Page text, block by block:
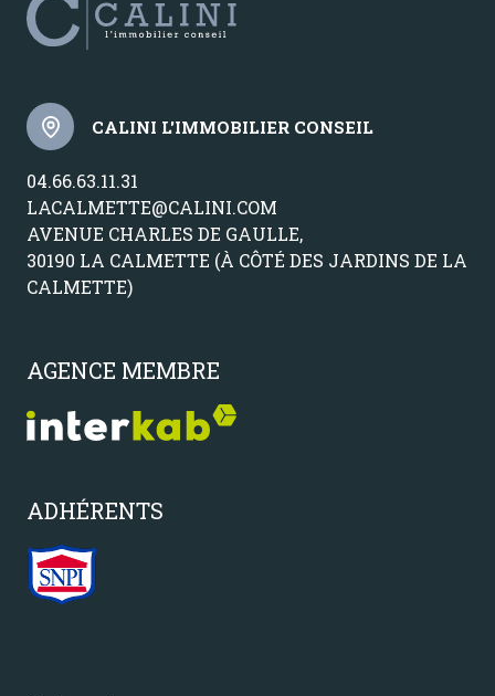
CALINI L'IMMOBILIER CONSEIL
04.66.63.11.31
LACALMETTE@CALINI.COM
AVENUE CHARLES DE GAULLE,
30190 LA CALMETTE (À CÔTÉ DES JARDINS DE LA
CALMETTE)
AGENCE MEMBRE
ADHÉRENTS